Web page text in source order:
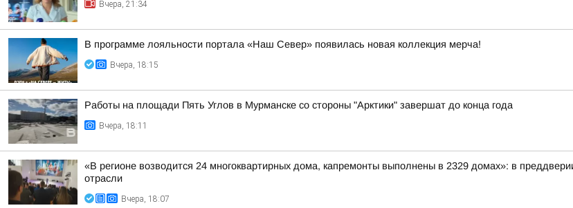
Вчера, 21:34
В программе лояльности портала «Наш Север» появилась новая коллекция мерча!
Вчера, 18:15
Работы на площади Пять Углов в Мурманске со стороны "Арктики" завершат до конца года
Вчера, 18:11
«В регионе возводится 24 многоквартирных дома, капремонты выполнены в 2329 домах»: в
отрасли
Вчера, 18:07